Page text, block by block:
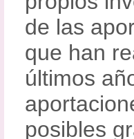
de las
que han
últimos
posibles